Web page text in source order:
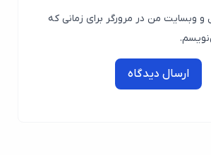
من در مرورگر برای زمانی که
ارسال دیدگاه